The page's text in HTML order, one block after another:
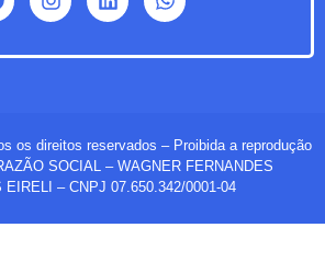
os direitos reservados – Proibida a reprodução
SOCIAL – WAGNER FERNANDES
EIRELI – CNPJ 07.650.342/0001-04